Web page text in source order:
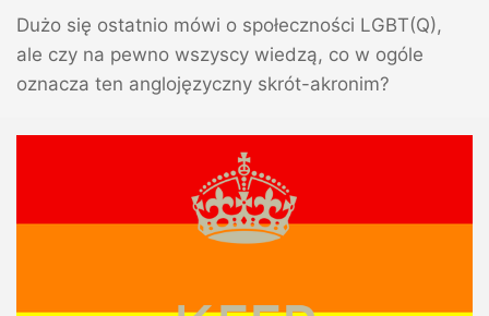
Dużo się ostatnio mówi o społeczności LGBT(Q),
ale czy na pewno wszyscy wiedzą, co w ogóle
oznacza ten anglojęzyczny skrót-akronim?